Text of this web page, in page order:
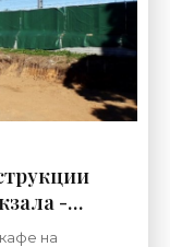
-
на